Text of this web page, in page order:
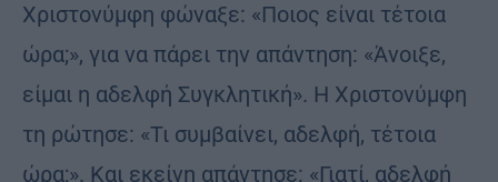
Χριστονύμφη φώναξε: «Ποιος είναι τέτοια
ώρα;», για να πάρει την απάντηση: «Άνοιξε,
είμαι η αδελφή Συγκλητική». Η Χριστονύμφη
τη ρώτησε: «Τι συμβαίνει, αδελφή, τέτοια
ώρα;». Και εκείνη απάντησε: «Γιατί, αδελφή